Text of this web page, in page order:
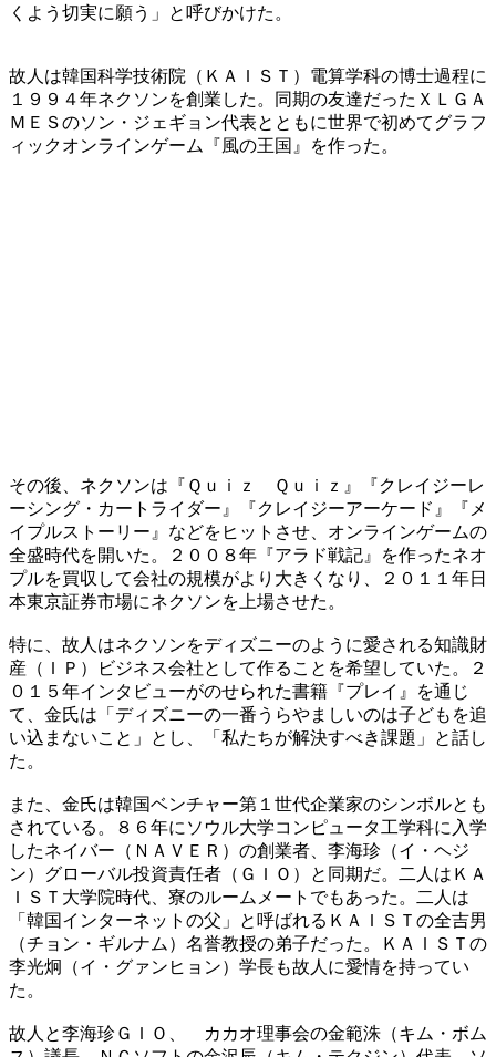
くよう切実に願う」と呼びかけた。
故人は韓国科学技術院（ＫＡＩＳＴ）電算学科の博士過程に
１９９４年ネクソンを創業した。同期の友達だったＸＬＧＡ
ＭＥＳのソン・ジェギョン代表とともに世界で初めてグラフ
ィックオンラインゲーム『風の王国』を作った。
その後、ネクソンは『Ｑｕｉｚ Ｑｕｉｚ』『クレイジーレ
ーシング・カートライダー』『クレイジーアーケード』『メ
イプルストーリー』などをヒットさせ、オンラインゲームの
全盛時代を開いた。２００８年『アラド戦記』を作ったネオ
プルを買収して会社の規模がより大きくなり、２０１１年日
本東京証券市場にネクソンを上場させた。
特に、故人はネクソンをディズニーのように愛される知識財
産（ＩＰ）ビジネス会社として作ることを希望していた。２
０１５年インタビューがのせられた書籍『プレイ』を通じ
て、金氏は「ディズニーの一番うらやましいのは子どもを追
い込まないこと」とし、「私たちが解決すべき課題」と話し
た。
また、金氏は韓国ベンチャー第１世代企業家のシンボルとも
されている。８６年にソウル大学コンピュータ工学科に入学
したネイバー（ＮＡＶＥＲ）の創業者、李海珍（イ・ヘジ
ン）グローバル投資責任者（ＧＩＯ）と同期だ。二人はＫＡ
ＩＳＴ大学院時代、寮のルームメートでもあった。二人は
「韓国インターネットの父」と呼ばれるＫＡＩＳＴの全吉男
（チョン・ギルナム）名誉教授の弟子だった。ＫＡＩＳＴの
李光炯（イ・グァンヒョン）学長も故人に愛情を持ってい
た。
故人と李海珍ＧＩＯ、 カカオ理事会の金範洙（キム・ボム